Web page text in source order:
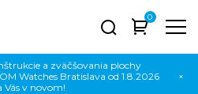
0
a zväčšovania plochy
Watches Bratislava od 1.8.2026
Vás v novom!
×